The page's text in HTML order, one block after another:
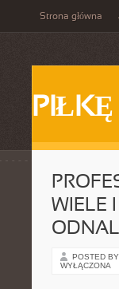
Strona główna
PIŁKĘ
WIELE
POSTED
WYŁĄCZONA